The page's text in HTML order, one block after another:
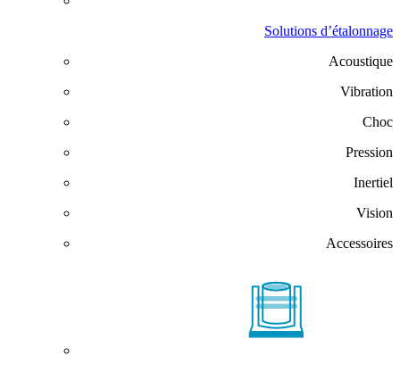
Solutions d’étalonnage
Acoustique
Vibration
Choc
Pression
Inertiel
Vision
Accessoires